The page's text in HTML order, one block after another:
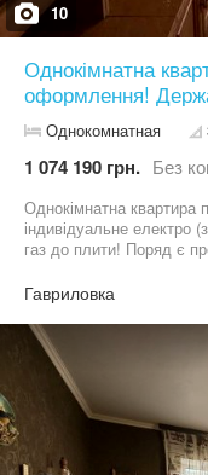
10
Однокімнатна
оформлення!
Однокомнатная
1 074 190 грн. Без
Однокімнатна квартира
індивідуальне електро
газ до плити! Поряд є
Мінімальне
перегляд у зручний для
Гавриловка